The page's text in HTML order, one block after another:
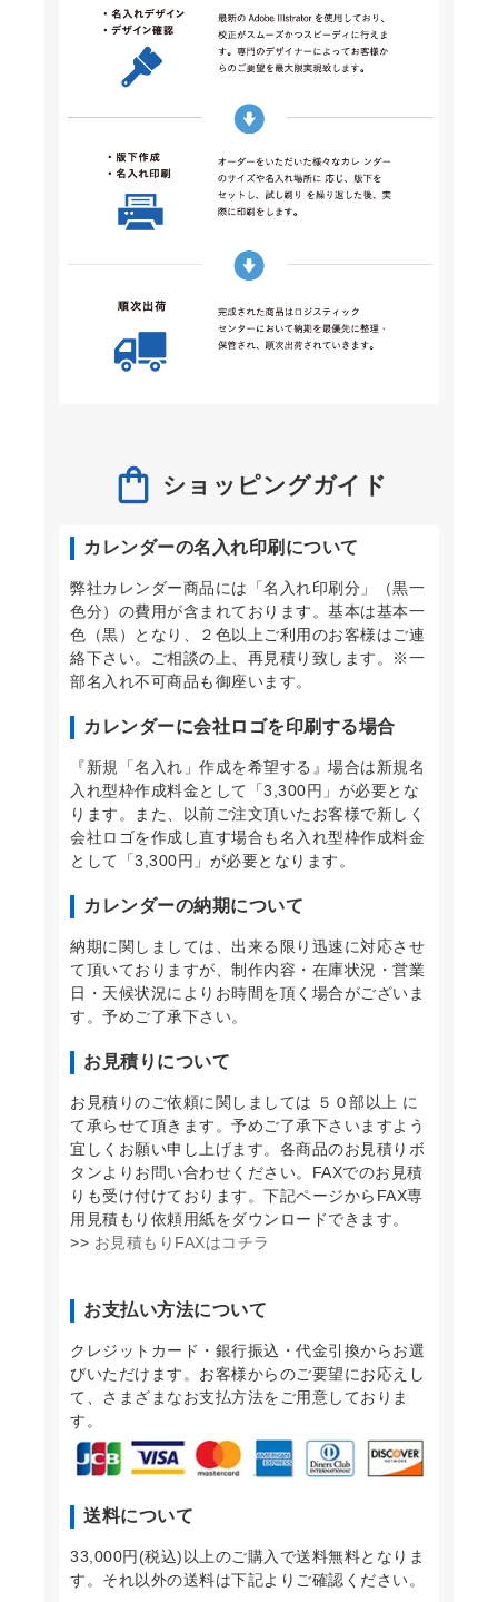
ショッピングガイド
カレンダーの名入れ印刷について
弊社カレンダー商品には「名入れ印刷分」（黒一
色分）の費用が含まれております。基本は基本一
色（黒）となり、２色以上ご利用のお客様はご連
絡下さい。ご相談の上、再見積り致します。※一
部名入れ不可商品も御座います。
カレンダーに会社ロゴを印刷する場合
『新規「名入れ」作成を希望する』場合は新規名
入れ型枠作成料金として「3,300円」が必要とな
ります。また、以前ご注文頂いたお客様で新しく
会社ロゴを作成し直す場合も名入れ型枠作成料金
として「3,300円」が必要となります。
カレンダーの納期について
納期に関しましては、出来る限り迅速に対応させ
て頂いておりますが、制作内容・在庫状況・営業
日・天候状況によりお時間を頂く場合がございま
す。予めご了承下さい。
お見積りについて
お見積りのご依頼に関しましては ５０部以上 に
て承らせて頂きます。予めご了承下さいますよう
宜しくお願い申し上げます。各商品のお見積りボ
タンよりお問い合わせください。FAXでのお見積
りも受け付けております。下記ページからFAX専
用見積もり依頼用紙をダウンロードできます。
>> お見積もりFAXはコチラ
お支払い方法について
クレジットカード・銀行振込・代金引換からお選
びいただけます。お客様からのご要望にお応えし
て、さまざまなお支払方法をご用意しておりま
す。
送料について
33,000円(税込)以上のご購入で送料無料となりま
す。それ以外の送料は下記よりご確認ください。